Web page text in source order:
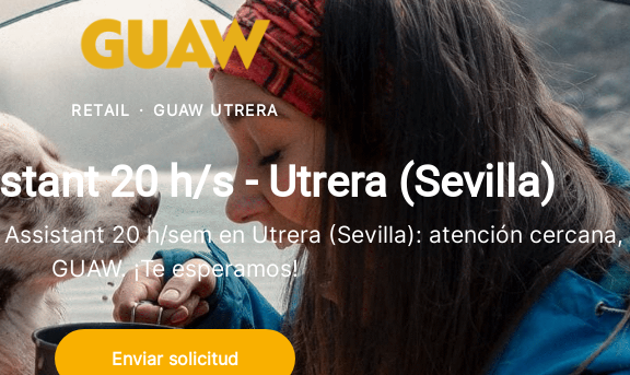
RETAIL · GUAW UTRERA
20 h/s - Utrera (Sevilla)
20 h/sem en Utrera (Sevilla): atención
GUAW. ¡Te esperamos!
Enviar solicitud